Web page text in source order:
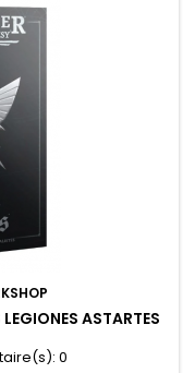
ASTARTES
0